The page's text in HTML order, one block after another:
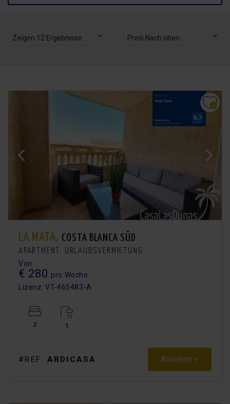
Zeigen 12 Ergebnisse Preis Nach oben
LA MATA. COSTA BLANCA SÜD
APARTMENT. URLAUBSVERMIETUNG
Von
€ 280 pro Woche
Lizenz: VT-465483-A
2 1
#REF: ARDICASA Ansehen +